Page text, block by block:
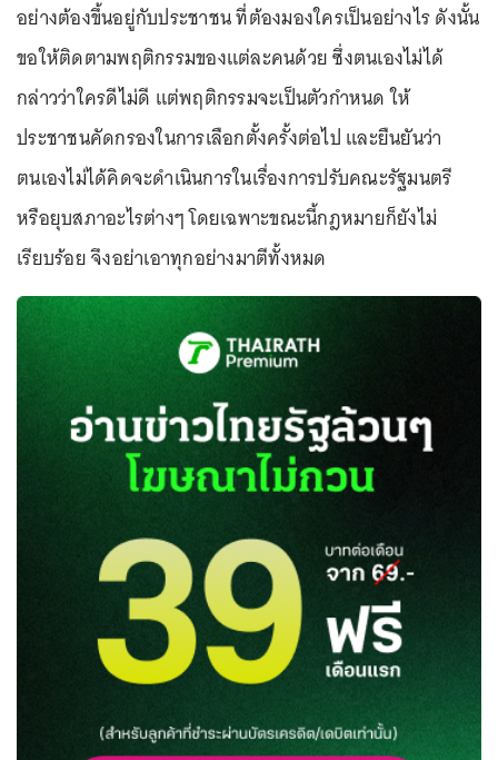
อย่างต้องขึ้นอยู่กับประชาชน ที่ต้องมองใครเป็นอย่างไร ดังนั้น
ขอให้ติดตามพฤติกรรมของแต่ละคนด้วย ซึ่งตนเองไม่ได้
กล่าวว่าใครดีไม่ดี แต่พฤติกรรมจะเป็นตัวกำหนด ให้
ประชาชนคัดกรองในการเลือกตั้งครั้งต่อไป และยืนยันว่า
ตนเองไม่ได้คิดจะดำเนินการในเรื่องการปรับคณะรัฐมนตรี
หรือยุบสภาอะไรต่างๆ โดยเฉพาะขณะนี้กฎหมายก็ยังไม่
เรียบร้อย จึงอย่าเอาทุกอย่างมาตีทั้งหมด